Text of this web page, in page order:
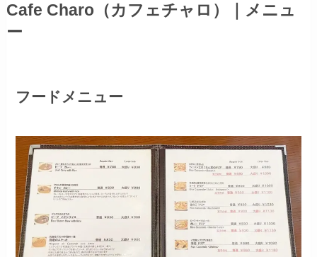
Cafe Charo（カフェチャロ）｜メニュ
ー
フードメニュー